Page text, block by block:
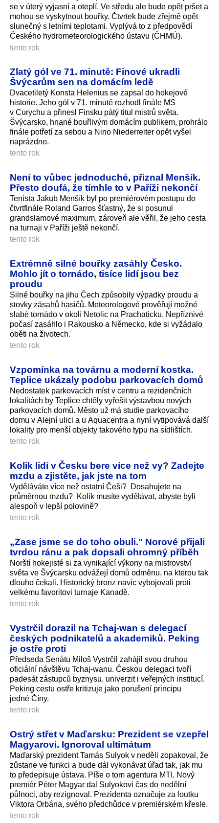
se v úterý vyjasní a oteplí. Ve středu ale bude opět pršet a
mohou se vyskytnout bouřky. Čtvrtek bude zřejmě opět
slunečný s letními teplotami. Vyplývá to z předpovědí
Českého hydrometeorolo­gického ústavu (ČHMÚ).
tento rok
Zlatý gól ve 71. minutě: Finové ukradli
Švýcarům sen na domácím ledě
Dvacetiletý Konsta Helenius se zapsal do hokejové
historie. Jeho gól v 71. minutě rozhodl finále MS
v Curychu a přinesl Finsku pátý titul mistrů světa.
Švýcarsko, hnané bouřlivým domácím publikem, prohrálo
finále potřetí za sebou a Nino Niederreiter opět vyšel
naprázdno.
tento rok
Není to vůbec jednoduché, přiznal Menšík.
Přesto doufá, že tímhle to v Paříži nekončí
Tenista Jakub Menšík byl po premiérovém postupu do
čtvrtfinále Roland Garros šťastný, že si posunul
grandslamové maximum, zároveň ale věřil, že jeho cesta
na turnaji v Paříži ještě nekončí.
tento rok
Extrémně silné bouřky zasáhly Česko.
Mohlo jít o tornádo, tisíce lidí jsou bez
proudu
Silné bouřky na jihu Čech způsobily výpadky proudu a
stovky zásahů hasičů. Meteorologové prověřují možné
slabé tornádo v okolí Netolic na Prachaticku. Nepříznivé
počasí zasáhlo i Rakousko a Německo, kde si vyžádalo
oběti na životech.
tento rok
Vzpomínka na továrnu a moderní kostka.
Teplice ukázaly podobu parkovacích domů
Nedostatek parkovacích míst v centru a rezidenčních
lokalitách by Teplice chtěly vyřešit výstavbou nových
parkovacích domů. Město už má studie parkovacího
domu v Alejní ulici a u Aquacentra a nyní vytipovává další
lokality pro menší objekty takového typu na sídlištích.
tento rok
Kolik lidí v Česku bere více než vy? Zadejte
mzdu a zjistěte, jak jste na tom
Vyděláváte více než ostatní Češi? Dosahujete na
průměrnou mzdu? Kolik musíte vydělávat, abyste byli
alespoň v lepší polovině?
tento rok
„Zase jsme se do toho obuli." Norové přijali
tvrdou ránu a pak dopsali ohromný příběh
Norští hokejisté si za vynikající výkony na mistrovství
světa ve Švýcarsku odvážejí domů odměnu, na kterou tak
dlouho čekali. Historický bronz navíc vybojovali proti
velkému favoritovi turnaje Kanadě.
tento rok
Vystrčil dorazil na Tchaj-wan s delegací
českých podnikatelů a akademiků. Peking
je ostře proti
Předseda Senátu Miloš Vystrčil zahájil svou druhou
oficiální návštěvu Tchaj-wanu. Českou delegaci tvoří
padesát zástupců byznysu, univerzit i veřejných institucí.
Peking cestu ostře kritizuje jako porušení principu
jedné Číny.
tento rok
Ostrý střet v Maďarsku: Prezident se vzepřel
Magyarovi. Ignoroval ultimátum
Maďarský prezident Tamás Sulyok v neděli zopakoval, že
zůstane ve funkci a bude dál vykonávat úřad tak, jak mu
to předepisuje ústava. Píše o tom agentura MTI. Nový
premiér Péter Magyar dal Sulyokovi čas do nedělní
půlnoci, aby rezignoval. Prezidenta označuje za loutku
Viktora Orbána, svého předchůdce v premiérském křesle.
tento rok